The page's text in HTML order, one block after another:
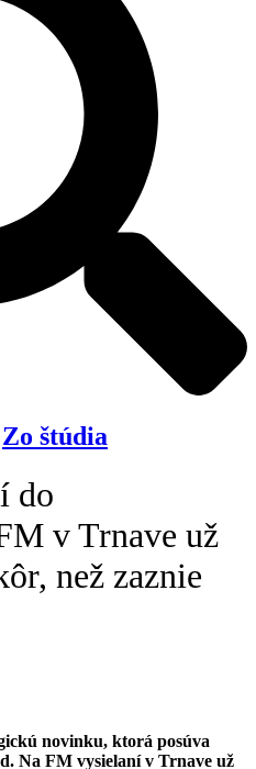
Zo štúdia
do
v Trnave už
než zaznie
novinku, ktorá posúva
Na FM vysielaní v Trnave už